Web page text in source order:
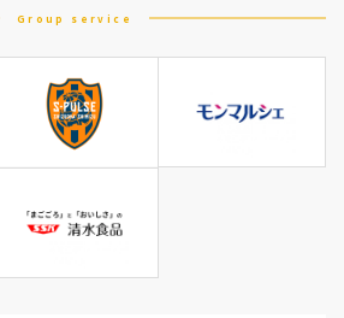
Group service